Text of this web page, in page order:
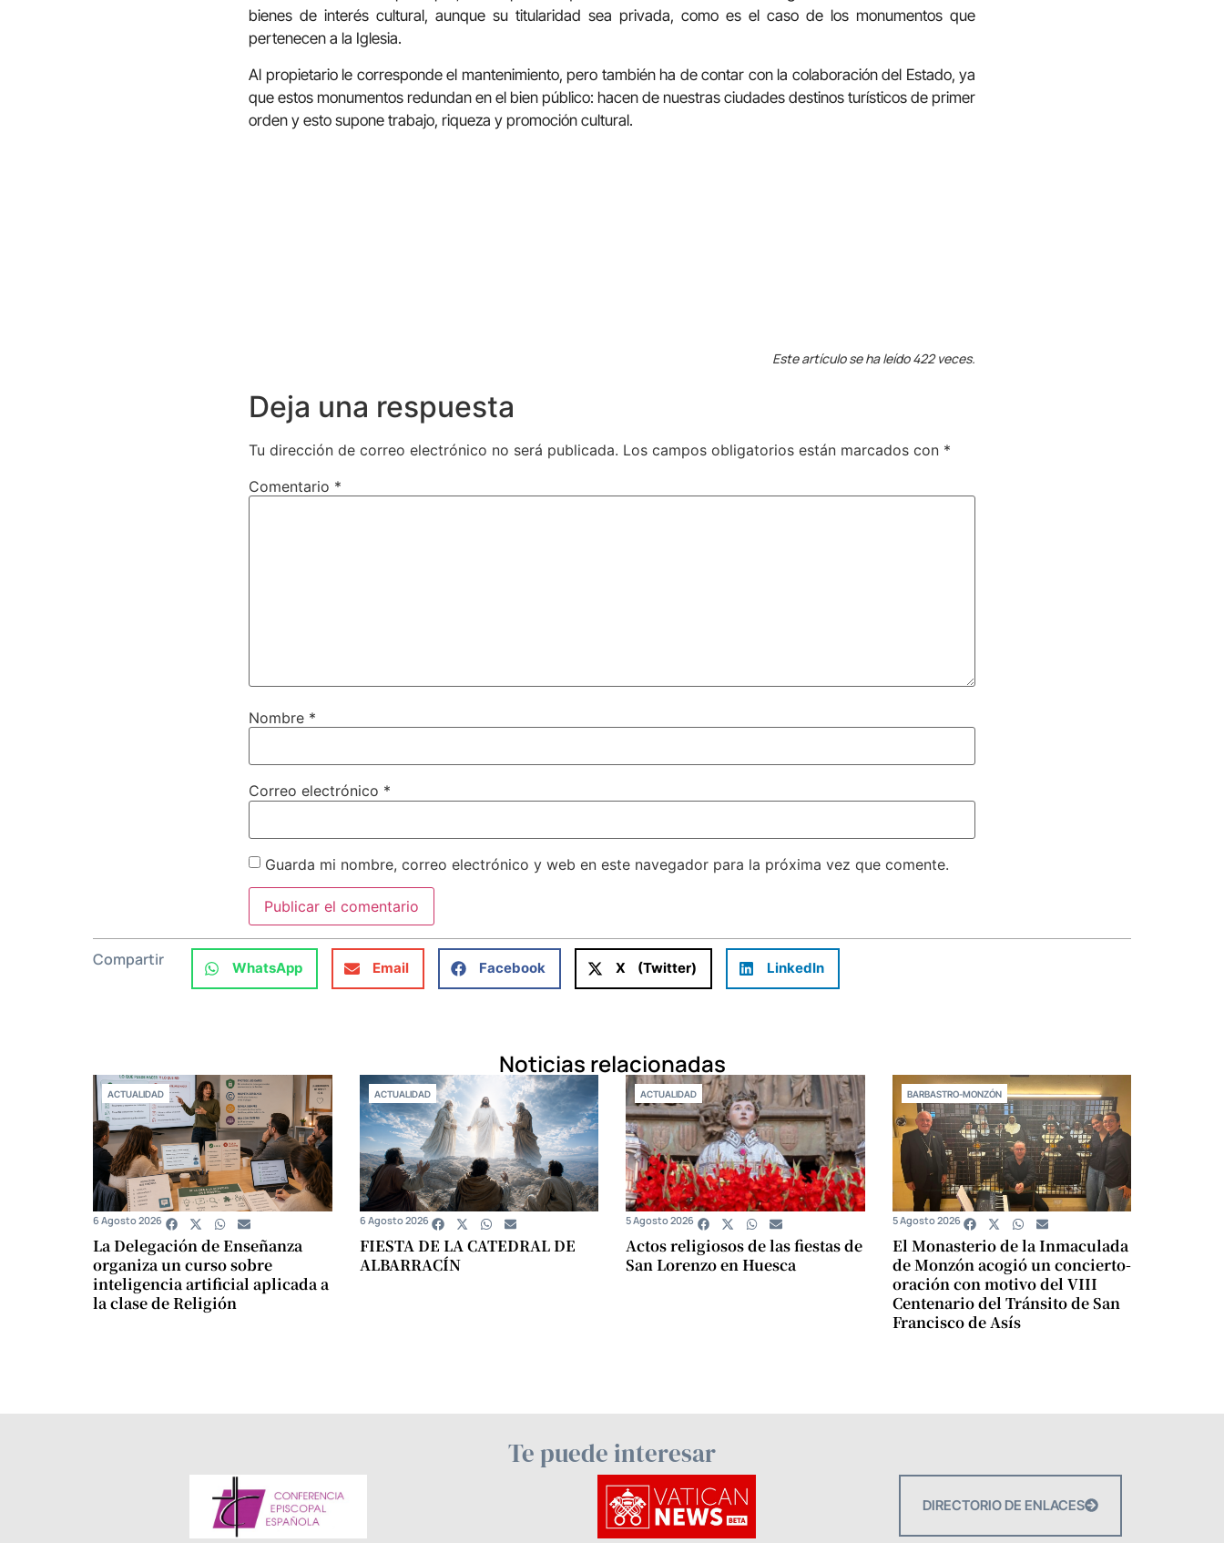
bienes de interés cultural, aunque su titularidad sea privada, como es el caso de los monumentos que
pertenecen a la Iglesia.
Al propietario le corresponde el mantenimiento, pero también ha de contar con la colaboración del Estado, ya
que estos monumentos redundan en el bien público: hacen de nuestras ciudades destinos turísticos de primer
orden y esto supone trabajo, riqueza y promoción cultural.
Este artículo se ha leído 422 veces.
Deja una respuesta
Tu dirección de correo electrónico no será publicada. Los campos obligatorios están marcados con *
Comentario *
Nombre *
Correo electrónico *
Guarda mi nombre, correo electrónico y web en este navegador para la próxima vez que comente.
Compartir WhatsApp Email Facebook X (Twitter) LinkedIn
Noticias relacionadas
ACTUALIDAD
La Delegación de Enseñanza
organiza un curso sobre
inteligencia artificial aplicada a
la clase de Religión
6 Agosto 2026
ACTUALIDAD
FIESTA DE LA CATEDRAL DE
ALBARRACÍN
6 Agosto 2026
ACTUALIDAD
Actos religiosos de las fiestas de
San Lorenzo en Huesca
5 Agosto 2026
BARBASTRO-MONZÓN
El Monasterio de la Inmaculada
de Monzón acogió un concierto-
oración con motivo del VIII
Centenario del Tránsito de San
Francisco de Asís
5 Agosto 2026
Te puede interesar
DIRECTORIO DE ENLACES